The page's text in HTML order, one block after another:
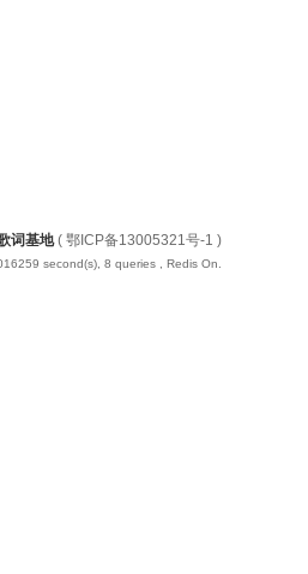
词基地( 鄂ICP备13005321号-1 )
second(s), 8 queries , Redis On.